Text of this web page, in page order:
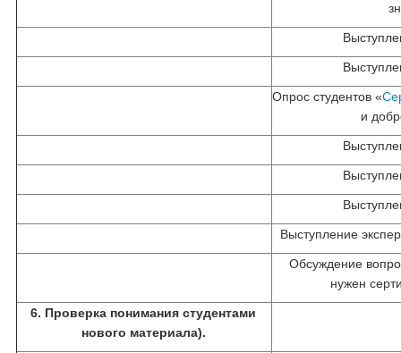
Опрос студентов «
и
Выступление
Обсуждение
нужен
6. Проверка понимания студентами
нового материала).